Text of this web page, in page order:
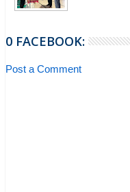
0 FACEBOOK:
Post a Comment